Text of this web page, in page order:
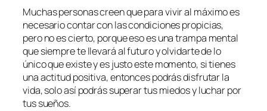
Muchas personas creen que para vivir al máximo es
necesario contar con las condiciones propicias,
pero no es cierto, porque eso es una trampa mental
que siempre te llevará al futuro y olvidarte de lo
único que existe y es justo este momento, si tienes
una actitud positiva, entonces podrás disfrutar la
vida, solo así podrás superar tus miedos y luchar por
tus sueños.